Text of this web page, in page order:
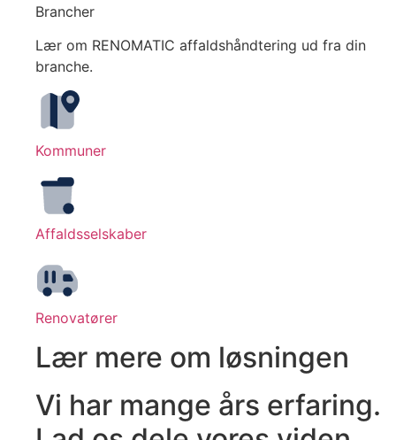
Brancher
Lær om RENOMATIC affaldshåndtering ud fra din
branche.
Kommuner
Affaldsselskaber
Renovatører
Lær mere om løsningen
Vi har mange års erfaring.